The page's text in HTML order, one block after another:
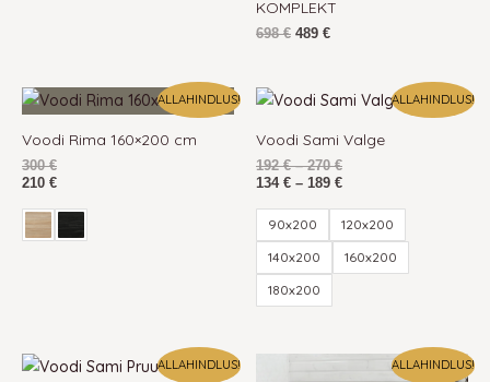
lõhna. Kopituslõhna vastu võib aidata äädika ja vee lahus.
Tutvu täispuidust mööbli hooldusjuhendiga.
KOMPLEKT
698€ 489 €
ALLAHINDLUS!
Voodi Rima 160×200 cm
300€
210 €
ALLAHINDLUS!
Voodi Sami Valge
192€ – 270€
Hinnavahemik:
270 €
134 € – 189 €
Hinnavahemik:
189 €
90x200
120x200
140x200
160x200
180x200
ALLAHINDLUS!
Hinnavahemik:
Hinnavahemik:
ALLAHINDLUS!